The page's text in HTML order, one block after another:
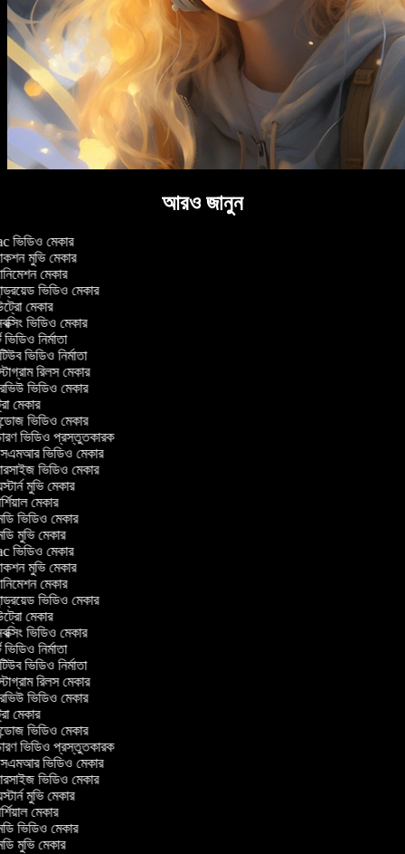
আরও জানুন
ভিডিও মেকার
মুভি মেকার
মেকার
ভিডিও মেকার
মেকার
ভিডিও মেকার
নির্মাতা
ভিডিও নির্মাতা
রিলস মেকার
ভিডিও মেকার
মেকার
ভিডিও মেকার
ভিডিও প্রস্তুতকারক
ভিডিও মেকার
ভিডিও মেকার
মুভি মেকার
মেকার
ভিডিও মেকার
মুভি মেকার
ভিডিও মেকার
মুভি মেকার
মেকার
ভিডিও মেকার
মেকার
ভিডিও মেকার
নির্মাতা
ভিডিও নির্মাতা
রিলস মেকার
ভিডিও মেকার
মেকার
ভিডিও মেকার
ভিডিও প্রস্তুতকারক
ভিডিও মেকার
ভিডিও মেকার
মুভি মেকার
মেকার
ভিডিও মেকার
মুভি মেকার